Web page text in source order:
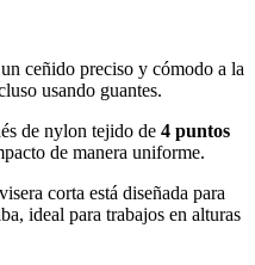
ceñido preciso y cómodo a la
usando guantes.
de nylon tejido de 4 puntos
de manera uniforme.
corta está diseñada para
ideal para trabajos en alturas